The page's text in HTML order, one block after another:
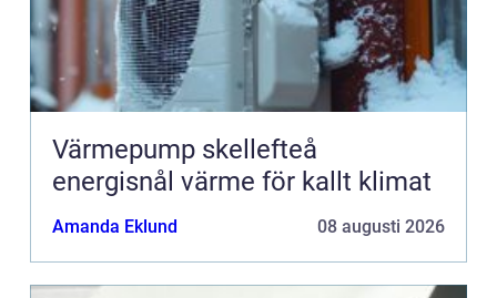
Värmepump skellefteå
energisnål värme för kallt klimat
Amanda Eklund 08 augusti 2026